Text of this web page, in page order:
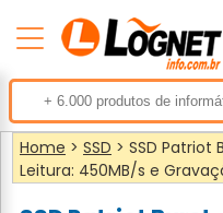
Home > SSD > SSD Patriot
Leitura: 450MB/s e